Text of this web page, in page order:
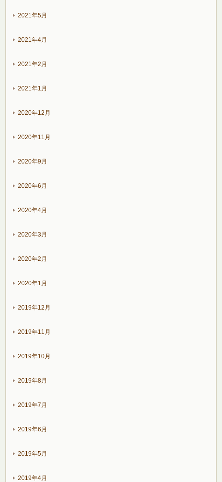
2021年5月
2021年4月
2021年2月
2021年1月
2020年12月
2020年11月
2020年9月
2020年6月
2020年4月
2020年3月
2020年2月
2020年1月
2019年12月
2019年11月
2019年10月
2019年8月
2019年7月
2019年6月
2019年5月
2019年4月